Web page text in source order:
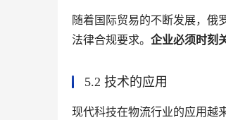
随着国际贸易的不断发展，俄
法律合规要求。 企业必须时刻
5.2 技术的应用
现代科技在物流行业的应用越